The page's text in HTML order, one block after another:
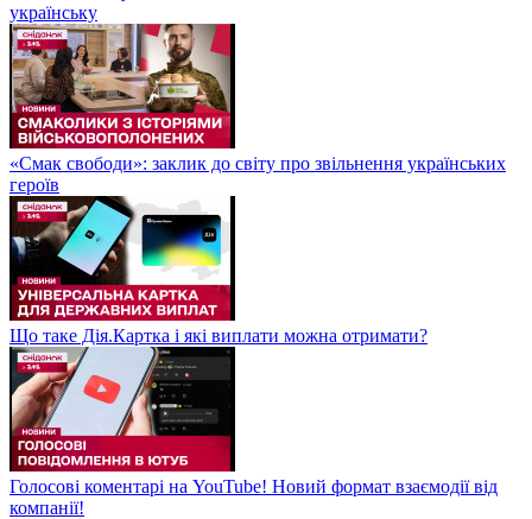
українську
«Смак свободи»: заклик до світу про звільнення українських
героїв
Що таке Дія.Картка і які виплати можна отримати?
Голосові коментарі на YouTube! Новий формат взаємодії від
компанії!